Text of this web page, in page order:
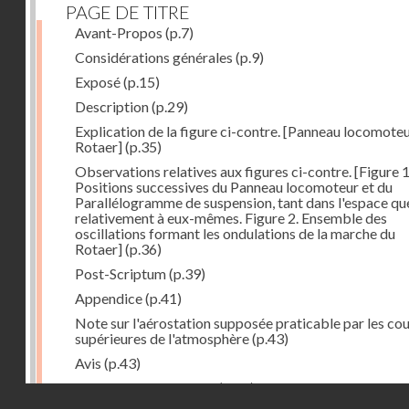
PAGE DE TITRE
Avant-Propos (p.7)
Considérations générales (p.9)
Exposé(p.15)
Description(p.29)
Explication de la figure ci-contre. [Panneau
Rotaer](p.35)
Observations relatives aux figures ci-contre. [Figure
Positions successives du Panneau locomoteur et du
Parallélogramme de suspension, tant dans l'espace
relativement à eux-mêmes. Figure 2. Ensemble des
oscillations formant les ondulations de la marche du
Rotaer](p.36)
Post-Scriptum(p.39)
Appendice(p.41)
Note sur l'aérostation supposée praticable par les
supérieures de l'atmosphère(p.43)
Avis (p.43)
Historique du système(p.44)